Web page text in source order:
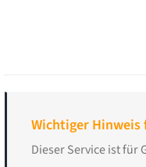
Wichtiger
Dieser Service ist für